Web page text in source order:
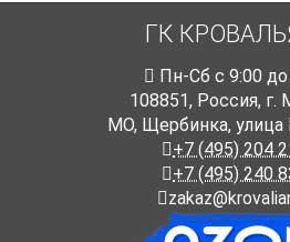
ГК
Пн-Cб с 9:00
108851, Россия, г.
МО, Щербинка, улица
+7 (495) 204
+7 (495) 240